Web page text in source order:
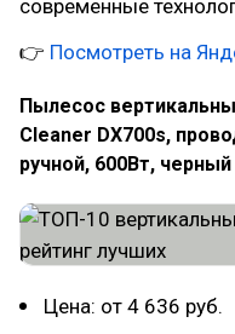
современные
👉 Посмотреть на
Пылесос
Сlеаnеr DХ700s,
ручной, 600Вт, черный
Цена: от 4 636 руб.